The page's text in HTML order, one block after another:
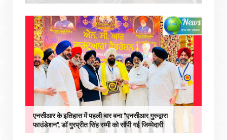
एनसीआर के इतिहास में पहली बार बना "एनसीआर गुरुद्वारा
फाउंडेशन", डॉ गुरप्रीत सिंह रम्मी को सौंपी गई जिम्मेदारी